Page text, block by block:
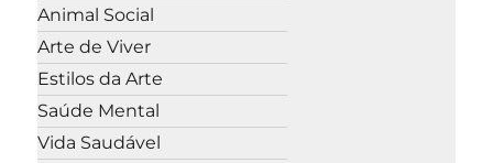
Animal Social
Arte de Viver
Estilos da Arte
Saúde Mental
Vida Saudável